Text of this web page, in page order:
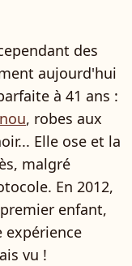
des
aujourd'hui
à 41 ans :
, robes aux
Elle ose et la
malgré
En 2012,
enfant,
expérience
vu !